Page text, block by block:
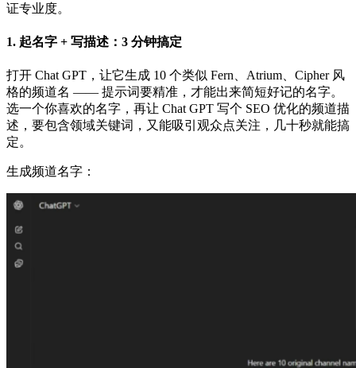
证专业度。
1. 起名字 + 写描述：3 分钟搞定
打开 Chat GPT，让它生成 10 个类似 Fern、Atrium、Cipher 风
格的频道名 —— 提示词要精准，才能出来简短好记的名字。
选一个你喜欢的名字，再让 Chat GPT 写个 SEO 优化的频道描
述，要包含领域关键词，又能吸引观众点关注，几十秒就能搞
定。
生成频道名字：